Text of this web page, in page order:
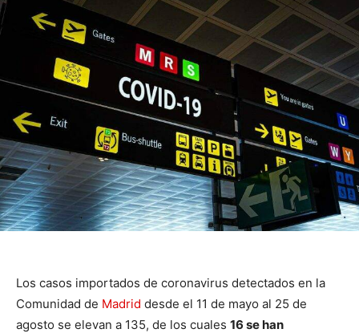
Los casos importados de coronavirus detectados en la
Comunidad de Madrid desde el 11 de mayo al 25 de
agosto se elevan a 135, de los cuales 16 se han